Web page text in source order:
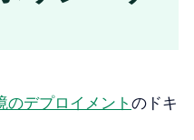
のデプロイメントのドキ